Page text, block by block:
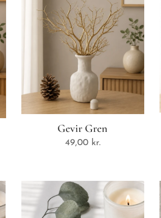
Gevir Gren
49,00kr.